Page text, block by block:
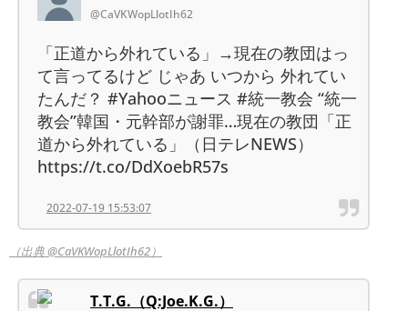
@CaVKWopLlotIh62
「正道から外れている」→現在の教団はっ
て言ってるけど じゃあ いつから 外れてい
たんだ？ #Yahooニュース #統一教会 “統一
教会”韓国・元幹部が謝罪…現在の教団「正
道から外れている」（日テレNEWS）
https://t.co/DdXoebR57s
2022-07-19 15:53:07
（出典 @CaVKWopLlotIh62）
T.T.G.（Q:Joe.K.G.）